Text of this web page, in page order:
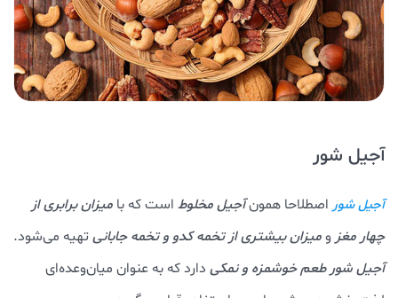
آجیل شور
آجیل شور اصطلاحا همونآجیل مخلوط است که با میزان برابری از
چهار مغز ومیزان بیشتری از تخمه کدو و تخمه جابانی تهیه می‌شود.
آجیل شور طعم خوشمزه و نمکی دارد که به عنوان میان‌وعده‌ای